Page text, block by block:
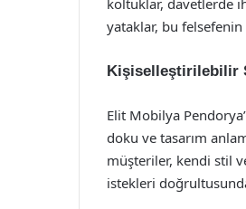
koltuklar, davetlerde
yataklar, bu
Kişiselleştirilebilir
Elit Mobilya
doku ve tasarım
müşteriler, kendi stil
istekleri